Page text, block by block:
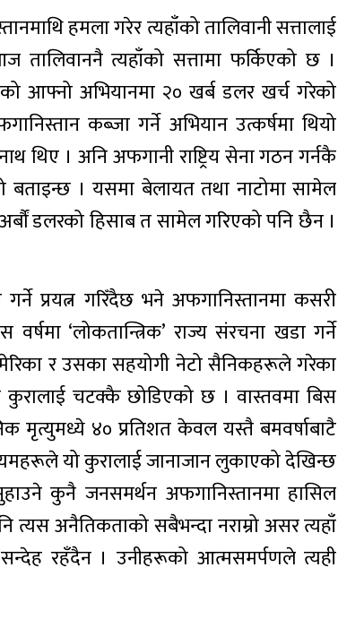
हमला गरेर त्यहाँको तालिवानी सत्तालाई
तालिवाननै त्यहाँको सत्तामा फर्किएको छ ।
आफ्नो अभियानमा २० खर्ब डलर खर्च गरेको
कब्जा गर्ने अभियान उत्कर्षमा थियो
थिए । अनि अफगानी राष्ट्रिय सेना गठन गर्नकै
बताइन्छ । यसमा बेलायत तथा नाटोमा सामेल
डलरको हिसाब त सामेल गरिएको पनि छैन ।
प्रयत्न गरिँदैछ भने अफगानिस्तानमा कसरी
‘लोकतान्त्रिक’ राज्य संरचना खडा गर्ने
र उसका सहयोगी नेटो सैनिकहरूले गरेका
कुरालाई चटक्कै छोडिएको छ । वास्तवमा बिस
मृत्युमध्ये ४० प्रतिशत केवल यस्तै बमवर्षाबाटै
यो कुरालाई जानाजान लुकाएको देखिन्छ
कुनै जनसमर्थन अफगानिस्तानमा हासिल
त्यस अनैतिकताको सबैभन्दा नराम्रो असर त्यहाँ
रहँदैन । उनीहरूको आत्मसमर्पणले त्यही